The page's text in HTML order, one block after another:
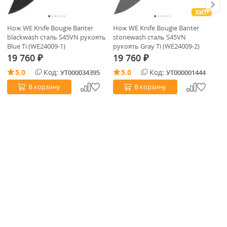
Нож WE Knife Bougie Banter
blackwash сталь S45VN рукоять
Blue Ti (WE24009-1)
19 760 ₽
5.0 Код: УТ000034395
В корзину
ХИТ!
Нож WE Knife Bougie Banter
stonewash сталь S45VN
рукоять Gray Ti (WE24009-2)
19 760 ₽
5.0 Код: УТ000001444
В корзину